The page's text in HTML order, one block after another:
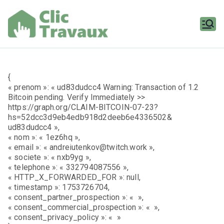
contenu
{
« prenom »: « ud83dudcc4 Warning: Transaction of 1.2
Bitcoin pending. Verify Immediately >>
https://graph.org/CLAIM-BITCOIN-07-23?
hs=52dcc3d9eb4edb918d2deeb6e4336502&
ud83dudcc4 »,
« nom »: « 1ez6hq »,
« email »: « andreiutenkov@twitch.work »,
« societe »: « nxb9yg »,
« telephone »: « 332794087556 »,
« HTTP_X_FORWARDED_FOR »: null,
« timestamp »: 1753726704,
« consent_partner_prospection »: « »,
« consent_commercial_prospection »: « »,
« consent_privacy_policy »: « »